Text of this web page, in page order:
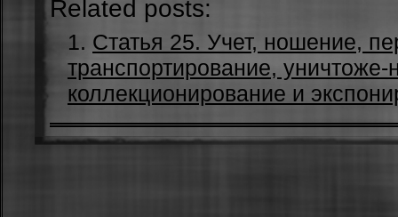
Related posts:
Статья 25. Учет, ношение,
транспортирование, уничтоже-
коллекционирование и